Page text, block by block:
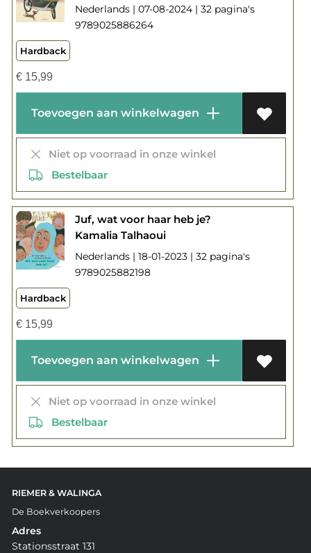
Nederlands | 07-08-2024 | 32 pagina's
9789025886264
Hardback
€15,99
Toevoegen aan winkelwagen
Niet op voorraad in onze winkel
Bestelbaar
Juf, wat voor haar heb je?
Kamalia Talhaoui
Nederlands | 18-01-2023 | 32 pagina's
9789025882198
Hardback
€15,99
Toevoegen aan winkelwagen
Niet op voorraad in onze winkel
Bestelbaar
RIEMER & WALINGA
De Boekverkoopers
Adres
Stationsstraat 131